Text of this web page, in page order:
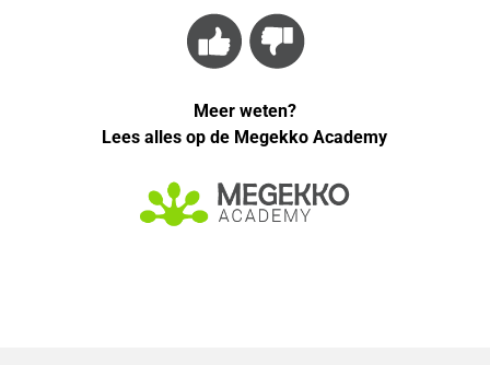
Meer weten?
Lees alles op de Megekko Academy